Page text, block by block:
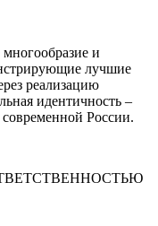
и
лучшие
реализацию
идентичность –
России.